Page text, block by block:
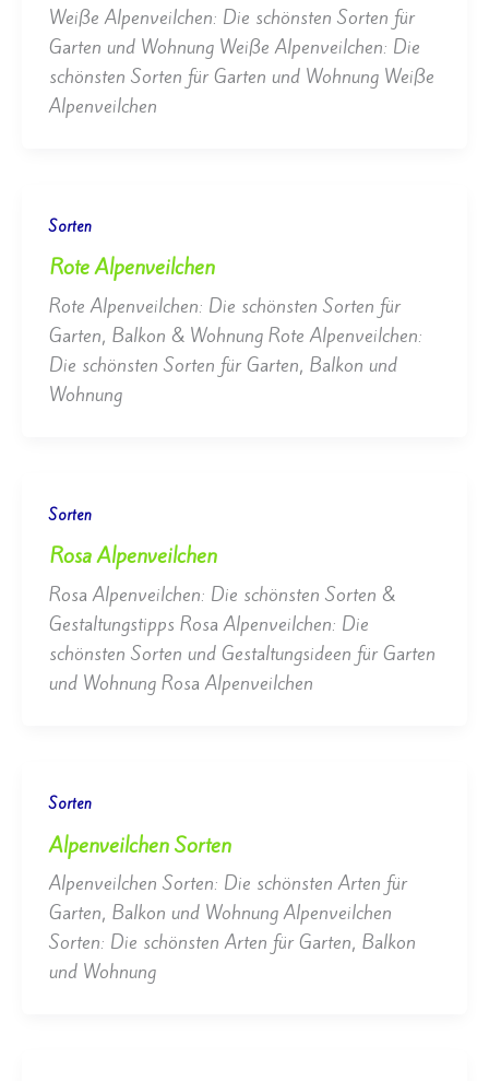
Weiße Alpenveilchen: Die schönsten Sorten für
Garten und Wohnung Weiße Alpenveilchen: Die
schönsten Sorten für Garten und Wohnung Weiße
Alpenveilchen
Sorten
Rote Alpenveilchen
Rote Alpenveilchen: Die schönsten Sorten für
Garten, Balkon & Wohnung Rote Alpenveilchen:
Die schönsten Sorten für Garten, Balkon und
Wohnung
Sorten
Rosa Alpenveilchen
Rosa Alpenveilchen: Die schönsten Sorten &
Gestaltungstipps Rosa Alpenveilchen: Die
schönsten Sorten und Gestaltungsideen für Garten
und Wohnung Rosa Alpenveilchen
Sorten
Alpenveilchen Sorten
Alpenveilchen Sorten: Die schönsten Arten für
Garten, Balkon und Wohnung Alpenveilchen
Sorten: Die schönsten Arten für Garten, Balkon
und Wohnung